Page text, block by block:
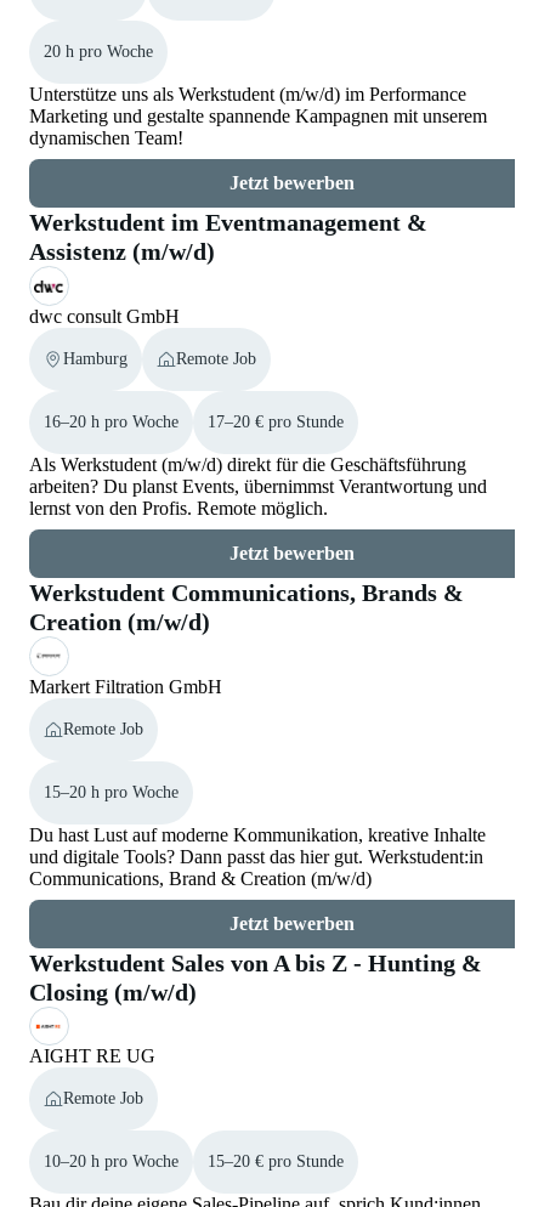
20 h pro Woche
Unterstütze uns als Werkstudent (m/w/d) im Performance
Marketing und gestalte spannende Kampagnen mit unserem
dynamischen Team!
Jetzt bewerben
Werkstudent im Eventmanagement &
Assistenz (m/w/d)
dwc consult GmbH
Hamburg Remote Job
16–20 h pro Woche 17–20 € pro Stunde
Als Werkstudent (m/w/d) direkt für die Geschäftsführung
arbeiten? Du planst Events, übernimmst Verantwortung und
lernst von den Profis. Remote möglich.
Jetzt bewerben
Werkstudent Communications, Brands &
Creation (m/w/d)
Markert Filtration GmbH
Remote Job
15–20 h pro Woche
Du hast Lust auf moderne Kommunikation, kreative Inhalte
und digitale Tools? Dann passt das hier gut. Werkstudent:in
Communications, Brand & Creation (m/w/d)
Jetzt bewerben
Werkstudent Sales von A bis Z - Hunting &
Closing (m/w/d)
AIGHT RE UG
Remote Job
10–20 h pro Woche 15–20 € pro Stunde